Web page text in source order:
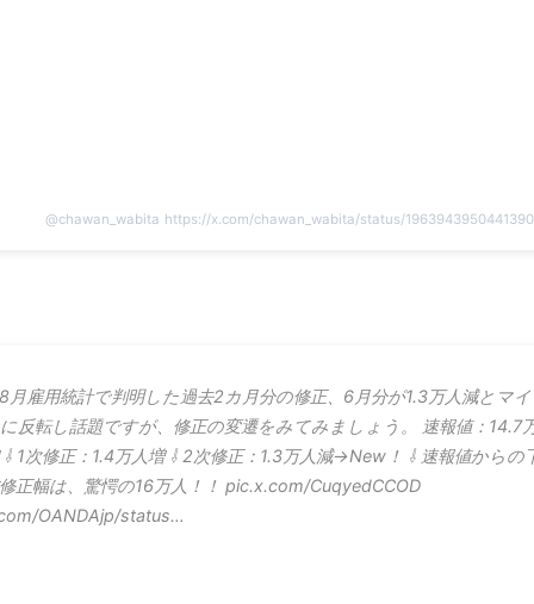
@chawan_wabita https://x.com/chawan_wabita/status/
月雇用統計で判明した過去2カ月分の修正、6月分が1.3万人減とマ
に反転し話題ですが、修正の変遷をみてみましょう。 速報値：14.7
⇩ 1次修正：1.4万人増 ⇩ 2次修正：1.3万人減→New！ ⇩ 速報値からの
正幅は、驚愕の16万人！！ pic.x.com/CuqyedCCOD
OANDAjp/status…